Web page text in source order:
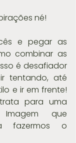
né!
e pegar as
combinar as
é desafiador
tentando, até
e ir em frente!
para uma
que
fazermos o